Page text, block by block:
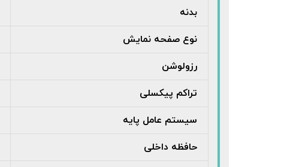
بدنه
نوع صفحه نمایش
رزولوشن
تراکم پیکسلی
سیستم عامل پایه
حافظه داخلی